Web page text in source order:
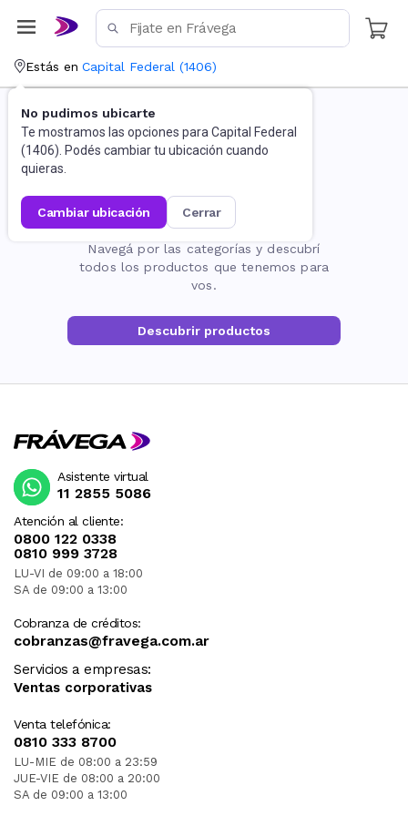
Estás en Capital Federal (1406)
No pudimos ubicarte
Te mostramos las opciones para Capital Federal
(1406). Podés cambiar tu ubicación cuando
quieras.
cambiar ubicación cerrar
La página no existe
Navegá por las categorías y descubrí
todos los productos que tenemos para
vos.
Descubrir productos
Atención al cliente:
0800 122 0338
0810 999 3728
LU-VI de 09:00 a 18:00
SA de 09:00 a 13:00
Cobranza de créditos:
cobranzas@fravega.com.ar
Servicios a empresas:
Ventas corporativas
Venta telefónica:
0810 333 8700
LU-MIE de 08:00 a 23:59
JUE-VIE de 08:00 a 20:00
SA de 09:00 a 13:00
Asistente virtual
11 2855 5086